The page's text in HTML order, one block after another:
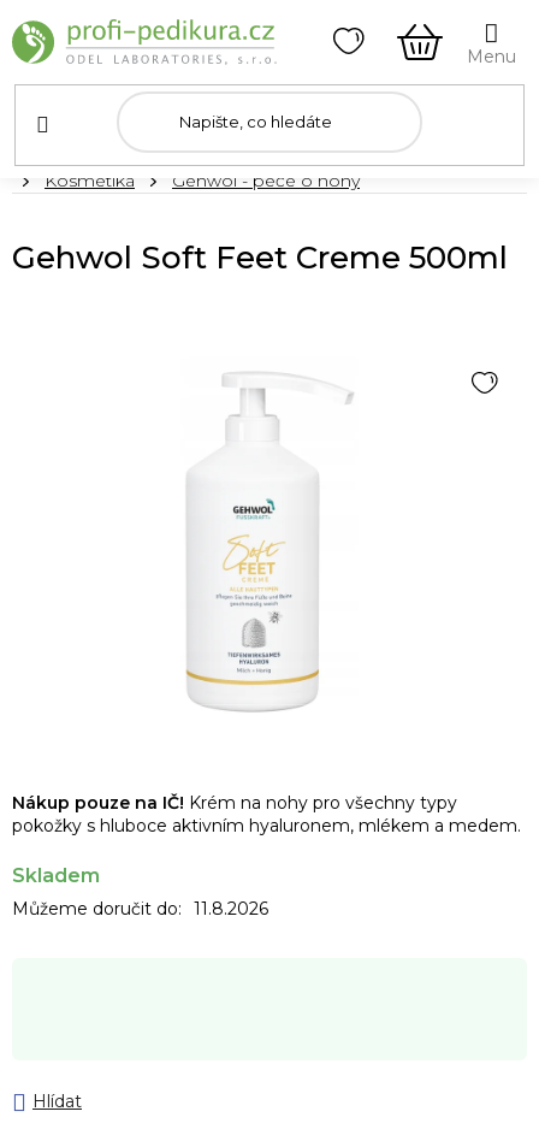
na
obsah
NÁKUPNÍ
KOŠÍK
DomůKosmetika Gehwol - péče o nohy
Nákup pouze na IČ! Krém na nohy pro všechny typy
pokožky s hluboce aktivním hyaluronem, mlékem a medem.
Skladem
Můžeme doručit do: 11.8.2026
Hlídat
Gehwol Soft Feet Creme 500ml